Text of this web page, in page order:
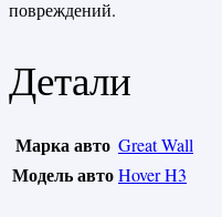
повреждений.
Детали
Марка авто Great Wall
Модель автоHover H3